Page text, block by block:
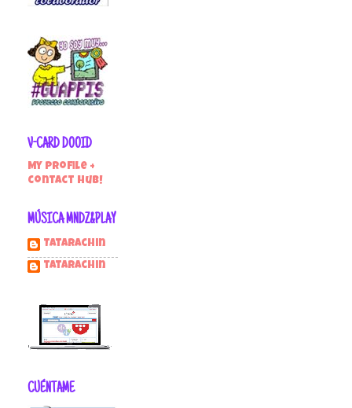
V-CARD DOOID
My profile +
contact hub!
MÚSICA MNDZ&PLAY
Tatarachin
tatarachin
CUÉNTAME